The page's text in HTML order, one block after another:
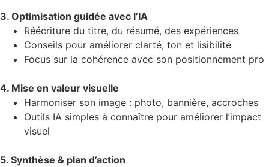
3. Optimisation guidée avec l’IA
Réécriture du titre, du résumé, des expériences
Conseils pour améliorer clarté, ton et lisibilité
Focus sur la cohérence avec son positionnement pro
4. Mise en valeur visuelle
Harmoniser son image : photo, bannière, accroches
Outils IA simples à connaître pour améliorer l’impact
visuel
5. Synthèse & plan d’action